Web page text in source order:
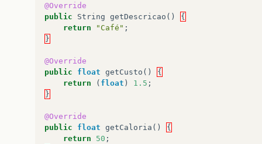
@Override
public
String getDescricao ()
{
return
"Café" ;
}
@Override
public
float getCusto ()
{
return
( float ) 1.5 ;
}
@Override
public
float getCaloria ()
{
return
50 ;